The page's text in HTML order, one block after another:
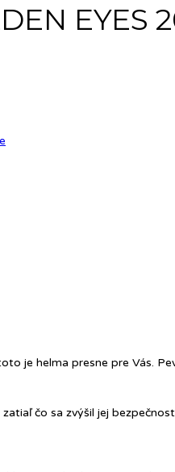
je helma presne pre Vás.
čo sa zvýšil jej